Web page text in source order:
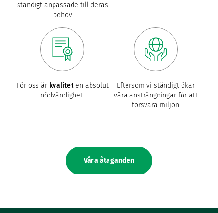
ständigt anpassade till deras
behov
För oss är kvaliteten absolut
nödvändighet
Eftersom vi ständigt ökar
våra ansträngningar för att
försvara miljön
Våra åtaganden